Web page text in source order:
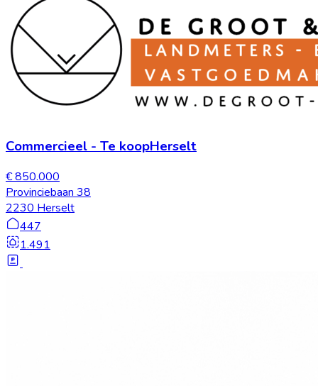
Commercieel - Te koopHerselt
€ 850.000
Provinciebaan 38
2230 Herselt
447
1.491